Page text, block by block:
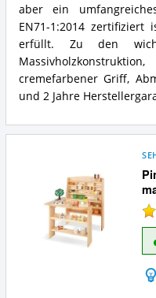
aber ein
EN71-1:2014 zertifiziert
erfüllt. Zu den
cremefarbener Griff,
und 2 Jahre